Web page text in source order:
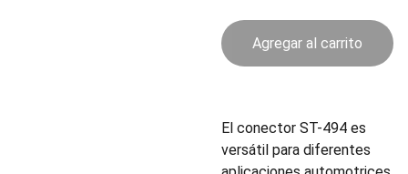
Agregar al carrito
El conector ST-494 es
versátil para diferentes